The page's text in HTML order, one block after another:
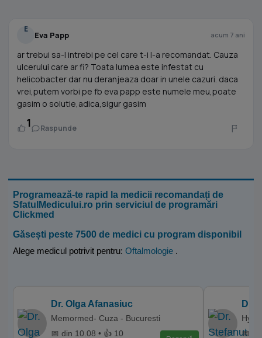
E
Eva Papp acum 7 ani
ar trebui sa-l intrebi pe cel care t-i l-a recomandat. Cauza
ulcerului care ar fi? Toata lumea este infestat cu
helicobacter dar nu deranjeaza doar in unele cazuri. daca
vrei,putem vorbi pe fb eva papp este numele meu,poate
gasim o solutie,adica,sigur gasim
1 Raspunde
Programează-te rapid la medicii recomandați de
SfatulMedicului.ro prin serviciul de programări
Clickmed
Găsești peste 7500 de medici cu program disponibil
Alege medicul potrivit pentru: Oftalmologie .
Dr. Olga Afanasiuc
Memormed- Cuza - Bucuresti
📅 din 10.08 • 👍 10
Dr.
📅